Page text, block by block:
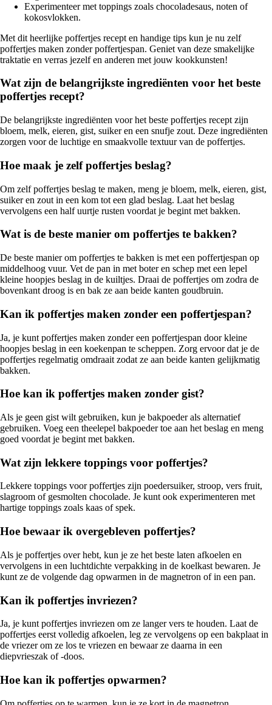
Experimenteer met toppings zoals chocoladesaus, noten of
kokosvlokken.
Met dit heerlijke poffertjes recept en handige tips kun je nu zelf
poffertjes maken zonder poffertjespan. Geniet van deze smakelijke
traktatie en verras jezelf en anderen met jouw kookkunsten!
Wat zijn de belangrijkste ingrediënten voor het beste
poffertjes recept?
De belangrijkste ingrediënten voor het beste poffertjes recept zijn
bloem, melk, eieren, gist, suiker en een snufje zout. Deze ingrediënten
zorgen voor de luchtige en smaakvolle textuur van de poffertjes.
Hoe maak je zelf poffertjes beslag?
Om zelf poffertjes beslag te maken, meng je bloem, melk, eieren, gist,
suiker en zout in een kom tot een glad beslag. Laat het beslag
vervolgens een half uurtje rusten voordat je begint met bakken.
Wat is de beste manier om poffertjes te bakken?
De beste manier om poffertjes te bakken is met een poffertjespan op
middelhoog vuur. Vet de pan in met boter en schep met een lepel
kleine hoopjes beslag in de kuiltjes. Draai de poffertjes om zodra de
bovenkant droog is en bak ze aan beide kanten goudbruin.
Kan ik poffertjes maken zonder een poffertjespan?
Ja, je kunt poffertjes maken zonder een poffertjespan door kleine
hoopjes beslag in een koekenpan te scheppen. Zorg ervoor dat je de
poffertjes regelmatig omdraait zodat ze aan beide kanten gelijkmatig
bakken.
Hoe kan ik poffertjes maken zonder gist?
Als je geen gist wilt gebruiken, kun je bakpoeder als alternatief
gebruiken. Voeg een theelepel bakpoeder toe aan het beslag en meng
goed voordat je begint met bakken.
Wat zijn lekkere toppings voor poffertjes?
Lekkere toppings voor poffertjes zijn poedersuiker, stroop, vers fruit,
slagroom of gesmolten chocolade. Je kunt ook experimenteren met
hartige toppings zoals kaas of spek.
Hoe bewaar ik overgebleven poffertjes?
Als je poffertjes over hebt, kun je ze het beste laten afkoelen en
vervolgens in een luchtdichte verpakking in de koelkast bewaren. Je
kunt ze de volgende dag opwarmen in de magnetron of in een pan.
Kan ik poffertjes invriezen?
Ja, je kunt poffertjes invriezen om ze langer vers te houden. Laat de
poffertjes eerst volledig afkoelen, leg ze vervolgens op een bakplaat in
de vriezer om ze los te vriezen en bewaar ze daarna in een
diepvrieszak of -doos.
Hoe kan ik poffertjes opwarmen?